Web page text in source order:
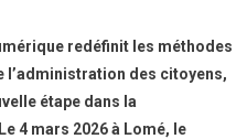
redéfinit les méthodes
l’administration des citoyens,
étape dans la
4 mars 2026 à Lomé, le